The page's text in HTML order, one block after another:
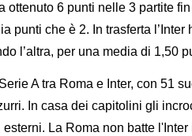
ottenuto 6 punti nelle 3 partite
punti che è 2. In trasferta l’Inter
l’altra, per una media di 1,50
A tra Roma e Inter, con 51
In casa dei capitolini gli
La Roma non batte l'Inter